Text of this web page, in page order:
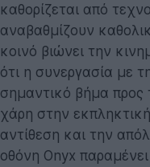
καθορίζεται από
αναβαθμίζουν
κοινό βιώνει την
ότι η συνεργασία με
σημαντικό βήμα προς
χάρη στην
αντίθεση και την
οθόνη Onyx